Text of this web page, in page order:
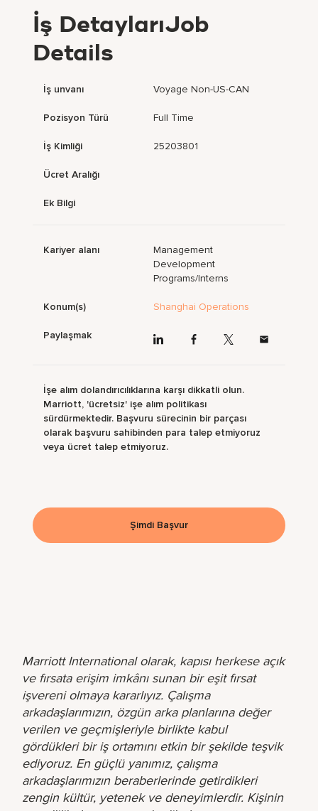
Marriott International olarak, kapısı herkese açık
ve fırsata erişim imkânı sunan bir eşit fırsat
işvereni olmaya kararlıyız. Çalışma
arkadaşlarımızın, özgün arka planlarına değer
verilen ve geçmişleriyle birlikte kabul
gördükleri bir iş ortamını etkin bir şekilde teşvik
ediyoruz. En güçlü yanımız, çalışma
arkadaşlarımızın beraberlerinde getirdikleri
zengin kültür, yetenek ve deneyimlerdir. Kişinin
İş DetaylarıJob
Details
İş unvanı Voyage Non-US-CAN
Pozisyon Türü Full Time
İş Kimliği 25203801
Ücret Aralığı
Ek Bilgi
Kariyer alanı
Management
Development
Programs/Interns
Konum(s) Shanghai Operations
Paylaşmak
İşe alım dolandırıcılıklarına karşı dikkatli olun.
Marriott, 'ücretsiz' işe alım politikası
sürdürmektedir. Başvuru sürecinin bir parçası
olarak başvuru sahibinden para talep etmiyoruz
veya ücret talep etmiyoruz.
Şimdi Başvur